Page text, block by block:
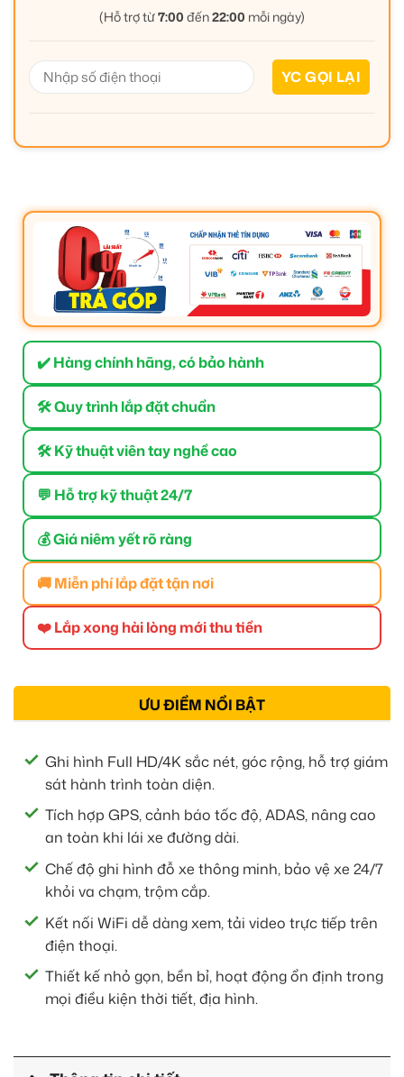
(Hỗ trợ từ7:00 đến22:00 mỗi ngày)
✔️ Hàng chính hãng, có bảo hành
🛠 Quy trình lắp đặt chuẩn
🛠 Kỹ thuật viên tay nghề cao
💬 Hỗ trợ kỹ thuật 24/7
💰 Giá niêm yết rõ ràng
🚚 Miễn phí lắp đặt tận nơi
❤️ Lắp xong hài lòng mới thu tiền
ƯU ĐIỂM NỔI BẬT
Ghi hình Full HD/4K sắc nét, góc rộng, hỗ trợ giám
sát hành trình toàn diện.
Tích hợp GPS, cảnh báo tốc độ, ADAS, nâng cao
an toàn khi lái xe đường dài.
Chế độ ghi hình đỗ xe thông minh, bảo vệ xe 24/7
khỏi va chạm, trộm cắp.
Kết nối WiFi dễ dàng xem, tải video trực tiếp trên
điện thoại.
Thiết kế nhỏ gọn, bền bỉ, hoạt động ổn định trong
mọi điều kiện thời tiết, địa hình.